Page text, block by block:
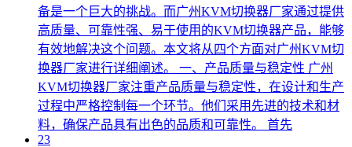
备是一个巨大的挑战。而广州KVM切换器厂家通过提供
高质量、可靠性强、易于使用的KVM切换器产品，能够
有效地解决这个问题。本文将从四个方面对广州KVM切
换器厂家进行详细阐述。 一、产品质量与稳定性 广州
KVM切换器厂家注重产品质量与稳定性，在设计和生产
过程中严格控制每一个环节。他们采用先进的技术和材
料，确保产品具有出色的品质和可靠性。 首先
23